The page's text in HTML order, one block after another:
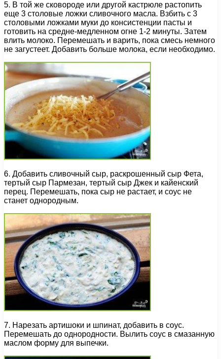
5. В той же сковороде или другой кастрюле растопить
еще 3 столовые ложки сливочного масла. Взбить с 3
столовыми ложками муки до консистенции пасты и
готовить на средне-медленном огне 1-2 минуты. Затем
влить молоко. Перемешать и варить, пока смесь немного
не загустеет. Добавить больше молока, если необходимо.
6. Добавить сливочный сыр, раскрошенный сыр Фета,
тертый сыр Пармезан, тертый сыр Джек и кайенский
перец. Перемешать, пока сыр не растает, и соус не
станет однородным.
7. Нарезать артишоки и шпинат, добавить в соус.
Перемешать до однородности. Вылить соус в смазанную
маслом форму для выпечки.